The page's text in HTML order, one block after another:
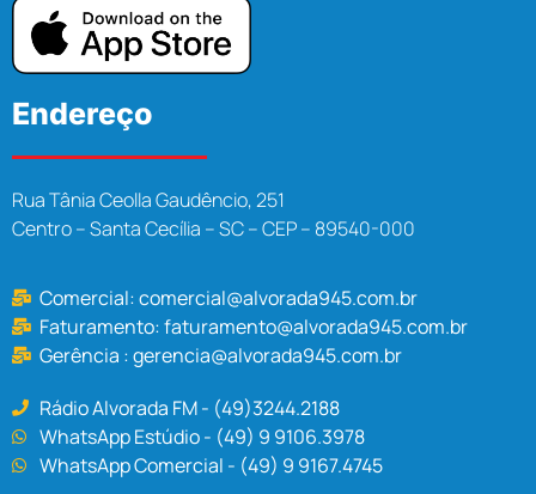
Endereço
Rua Tânia Ceolla Gaudêncio, 251
Centro – Santa Cecília – SC – CEP – 89540-000
Comercial:comercial@alvorada945.com.br
Faturamento:faturamento@alvorada945.com.br
Gerência :gerencia@alvorada945.com.br
Rádio Alvorada FM - (49)3244.2188
WhatsApp Estúdio - (49) 9 9106.3978
WhatsApp Comercial - (49) 9 9167.4745